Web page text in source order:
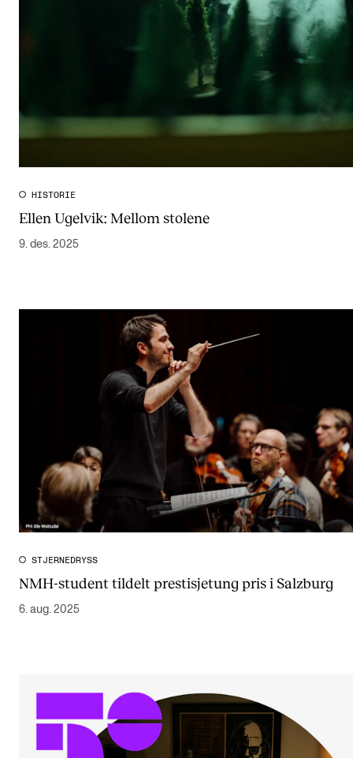
HISTORIE
Ellen Ugelvik: Mellom stolene
9. des. 2025
STJERNEDRYSS
NMH-student tildelt prestisjetung pris i Salzburg
6. aug. 2025